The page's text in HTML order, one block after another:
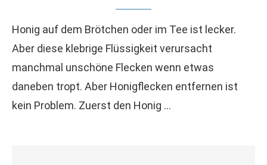
Honig auf dem Brötchen oder im Tee ist lecker.
Aber diese klebrige Flüssigkeit verursacht
manchmal unschöne Flecken wenn etwas
daneben tropt. Aber Honigflecken entfernen ist
kein Problem. Zuerst den Honig …